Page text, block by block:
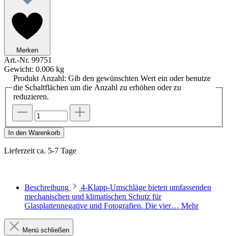
Merken
Art.-Nr. 99751
Gewicht: 0.006 kg
Produkt Anzahl: Gib den gewünschten Wert ein oder benutze
die Schaltflächen um die Anzahl zu erhöhen oder zu
reduzieren.
In den Warenkorb
Lieferzeit ca. 5-7 Tage
Beschreibung
4-Klapp-Umschläge bieten umfassenden
mechanischen und klimatischen Schutz für
Glasplattennegative und Fotografien. Die vier… Mehr
Menü schließen